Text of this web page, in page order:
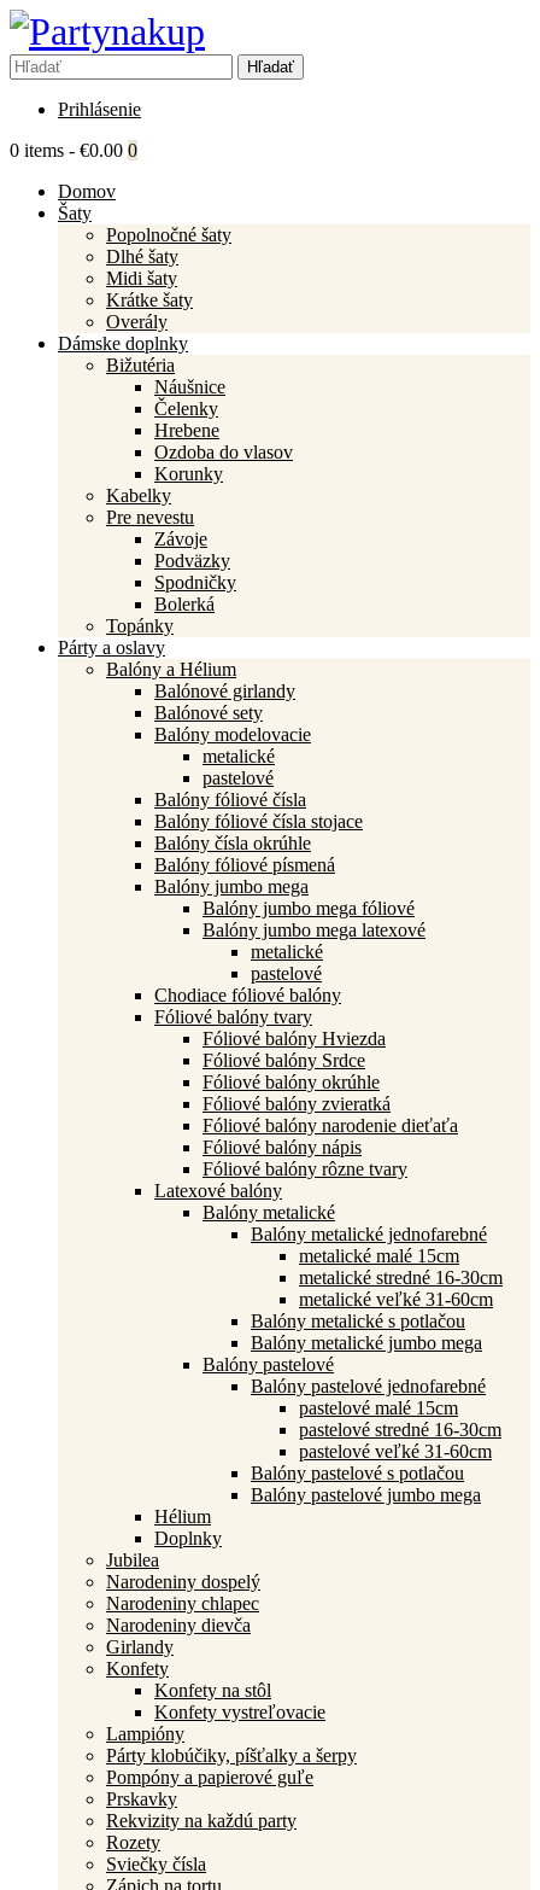
Prihlásenie
0 items - €0.00 0
Domov
Šaty
Popolnočné šaty
Dlhé šaty
Midi šaty
Krátke šaty
Overály
Dámske doplnky
Bižutéria
Náušnice
Čelenky
Hrebene
Ozdoba do vlasov
Korunky
Kabelky
Pre nevestu
Závoje
Podväzky
Spodničky
Bolerká
Topánky
Párty a oslavy
Balóny a Hélium
Balónové girlandy
Balónové sety
Balóny modelovacie
metalické
pastelové
Balóny fóliové čísla
Balóny fóliové čísla stojace
Balóny čísla okrúhle
Balóny fóliové písmená
Balóny jumbo mega
Balóny jumbo mega fóliové
Balóny jumbo mega latexové
metalické
pastelové
Chodiace fóliové balóny
Fóliové balóny tvary
Fóliové balóny Hviezda
Fóliové balóny Srdce
Fóliové balóny okrúhle
Fóliové balóny zvieratká
Fóliové balóny narodenie dieťaťa
Fóliové balóny nápis
Fóliové balóny rôzne tvary
Latexové balóny
Balóny metalické
Balóny metalické jednofarebné
metalické malé 15cm
metalické stredné 16-30cm
metalické veľké 31-60cm
Balóny metalické s potlačou
Balóny metalické jumbo mega
Balóny pastelové
Balóny pastelové jednofarebné
pastelové malé 15cm
pastelové stredné 16-30cm
pastelové veľké 31-60cm
Balóny pastelové s potlačou
Balóny pastelové jumbo mega
Hélium
Doplnky
Jubilea
Narodeniny dospelý
Narodeniny chlapec
Narodeniny dievča
Girlandy
Konfety
Konfety na stôl
Konfety vystreľovacie
Lampióny
Párty klobúčiky, píšťalky a šerpy
Pompóny a papierové guľe
Prskavky
Rekvizity na každú party
Rozety
Sviečky čísla
Zápich na tortu